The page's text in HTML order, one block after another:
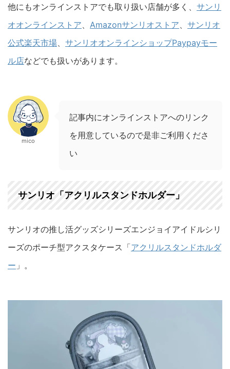
他にもオンラインストアでも取り扱い店舗が多く、 サンリ
オオンラインストア、 Amazonサンリオストア、 サンリオ
公式楽天市場、 サンリオオンラインショップPaypayモー
ル店などでも扱いがあります。
mico
記事内にオンラインストアへのリンク
を用意しているので是非ご利用くださ
い
サンリオ「アクリルスタンドホルダー」
サンリオの推し活グッズシリーズエンジョイアイドルシリ
ーズのポーチ型アクスタケース「アクリルスタンドホルダ
ー 」。